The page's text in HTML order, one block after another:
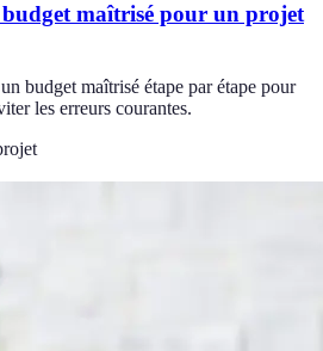
maîtrisé pour un projet
budget maîtrisé étape par étape pour
les erreurs courantes.